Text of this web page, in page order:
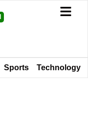
Sports Technology